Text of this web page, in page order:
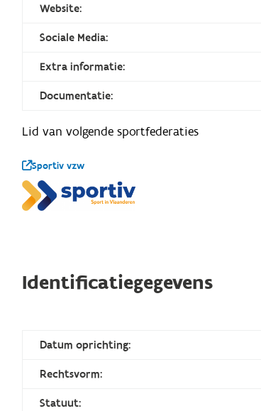
Website:
Sociale Media:
Extra informatie:
Documentatie:
Lid van volgende sportfederaties
Sportiv vzw
Identificatiegegevens
Datum oprichting:
Rechtsvorm:
Statuut: